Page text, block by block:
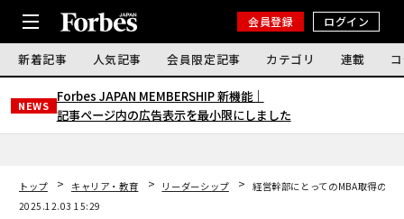
会員登録 ログイン
新着記事 人気記事 会員限定記事 カテゴリ 連載
NEWS
Forbes JAPAN MEMBERSHIP 新機能｜
記事ページ内の広告表示を最小限にしました
トップ キャリア・教育 リーダーシップ
経営幹部にとってのMBA取得のメ
2025.12.03 15:29